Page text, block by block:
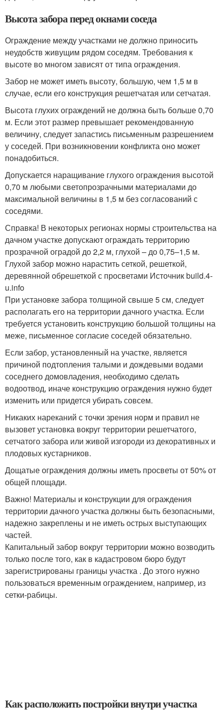
Высота забора перед окнами соседа
Ограждение между участками не должно приносить
неудобств живущим рядом соседям. Требования к
высоте во многом зависят от типа ограждения.
Забор не может иметь высоту, большую, чем 1,5 м в
случае, если его конструкция решетчатая или сетчатая.
Высота глухих ограждений не должна быть больше 0,70
м. Если этот размер превышает рекомендованную
величину, следует запастись письменным разрешением
у соседей. При возникновении конфликта оно может
понадобиться.
Допускается наращивание глухого ограждения высотой
0,70 м любыми светопрозрачными материалами до
максимальной величины в 1,5 м без согласований с
соседями.
Справка! В некоторых регионах нормы строительства на
дачном участке допускают ограждать территорию
прозрачной оградой до 2,2 м, глухой – до 0,75–1,5 м.
Глухой забор можно нарастить сеткой, решеткой,
деревянной обрешеткой с просветами Источник build.4-
u.info
При установке забора толщиной свыше 5 см, следует
располагать его на территории дачного участка. Если
требуется установить конструкцию большой толщины на
меже, письменное согласие соседей обязательно.
Если забор, установленный на участке, является
причиной подтопления талыми и дождевыми водами
соседнего домовладения, необходимо сделать
водоотвод, иначе конструкцию ограждения нужно будет
изменить или придется убирать совсем.
Никаких нареканий с точки зрения норм и правил не
вызовет установка вокруг территории решетчатого,
сетчатого забора или живой изгороди из декоративных и
плодовых кустарников.
Дощатые ограждения должны иметь просветы от 50% от
общей площади.
Важно! Материалы и конструкции для ограждения
территории дачного участка должны быть безопасными,
надежно закреплены и не иметь острых выступающих
частей.
Капитальный забор вокруг территории можно возводить
только после того, как в кадастровом бюро будут
зарегистрированы границы участка . До этого нужно
пользоваться временным ограждением, например, из
сетки-рабицы.
Как расположить постройки внутри участка